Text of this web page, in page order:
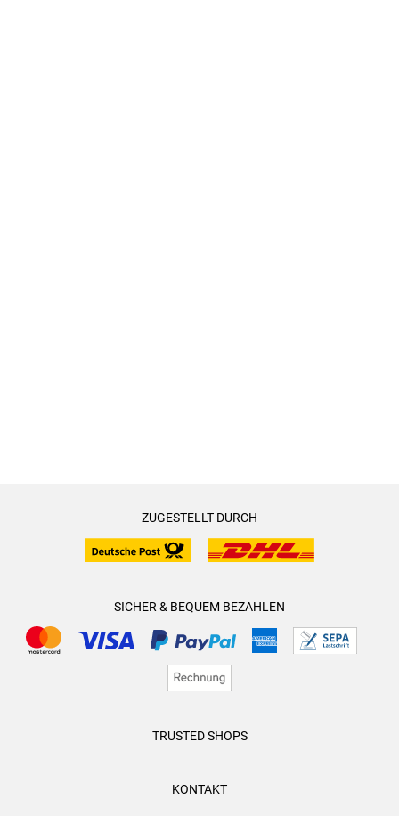
ZUGESTELLT DURCH
SICHER & BEQUEM BEZAHLEN
TRUSTED SHOPS
KONTAKT